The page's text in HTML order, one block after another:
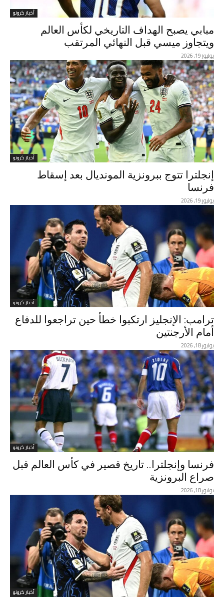
أخبار كرونو
مبابي يصبح الهداف التاريخي لكأس العالم
ويتجاوز ميسي قبل النهائي المرتقب
يوليوز 19, 2026
أخبار كرونو
إنجلترا تتوج ببرونزية المونديال بعد إسقاط
فرنسا
يوليوز 19, 2026
أخبار كرونو
ترامب: الإنجليز ارتكبوا خطأ حين تراجعوا للدفاع
أمام الأرجنتين
يوليوز 18, 2026
أخبار كرونو
فرنسا وإنجلترا.. تاريخ قصير في كأس العالم قبل
صراع البرونزية
يوليوز 18, 2026
أخبار كرونو